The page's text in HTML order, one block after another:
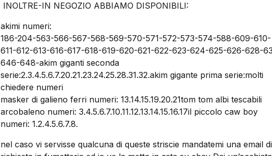
INOLTRE-IN NEGOZIO ABBIAMO DISPONIBILI:
akimi numeri:
186-204-563-566-567-568-569-570-571-572-573-574-588-609-610-
611-612-613-616-617-618-619-620-621-622-623-624-625-626-628-
646-648-akim giganti seconda
serie:2.3.4.5.6.7.20.21.23.24.25.28.31.32.akim gigante prima serie:molti
chiedere numeri
masker di galieno ferri numeri: 13.14.15.19.20.21tom tom albi tescabili
arcobaleno numeri: 3.4.5.6.7.10.11.12.13.14.15.16.17il piccolo caw boy
numeri: 1.2.4.5.6.7.8.
nel caso vi servisse qualcuna di queste striscie mandatemi una email di